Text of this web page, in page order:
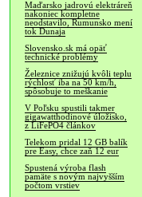
Maďarsko jadrovú elektráreň
nakoniec kompletne
neodstavilo, Rumunsko mení
tok Dunaja
Slovensko.sk má opäť
technické problémy
Železnice znižujú kvôli teplu
rýchlosť iba na 50 km/h,
spôsobuje to meškanie
V Poľsku spustili takmer
gigawatthodinové úložisko,
z LiFePO4 článkov
Telekom pridal 12 GB balík
pre Easy, chce zaň 12 eur
Spustená výroba flash
pamäte s novým najvyšším
počtom vrstiev